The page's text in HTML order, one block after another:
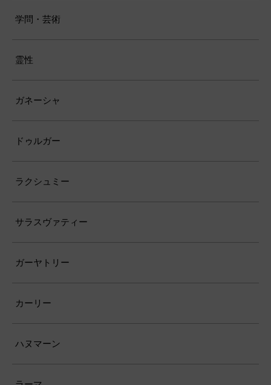
学問・芸術
霊性
ガネーシャ
ドゥルガー
ラクシュミー
サラスヴァティー
ガーヤトリー
カーリー
ハヌマーン